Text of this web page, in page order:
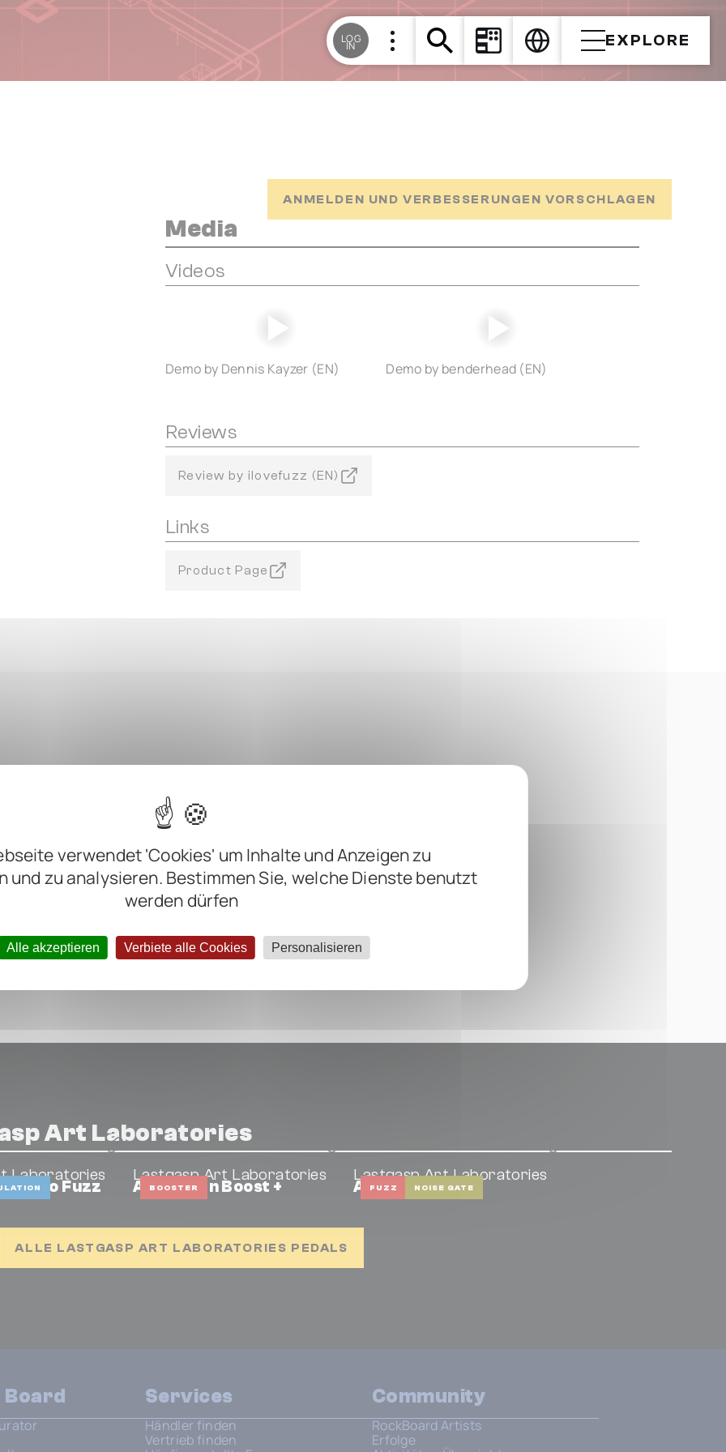
verwendet 'Cookies' um Inhalte und Anzeigen zu
und zu analysieren. Bestimmen Sie, welche Dienste benutzt
werden dürfen
Alle akzeptieren Verbiete alle Cookies Personalisieren
LOG
IN EXPLORE
ANMELDEN UND VERBESSERUNGEN VORSCHLAGEN
Media
Videos
Demo by Dennis Kayzer (EN) Demo by benderhead (EN)
Reviews
Review by ilovefuzz (EN)
Links
Product Page
Art Laboratories
Laboratories
Fuzz BOOSTER
Lastgasp Art Laboratories
AN – Clean Boost + FUZZ NOISE GATE
Lastgasp Art Laboratories
AX – Tone Axe
ALLE LASTGASP ART LABORATORIES PEDALS
Board Services
Händler finden
Vertrieb finden
Community
RockBoard Artists
Erfolge